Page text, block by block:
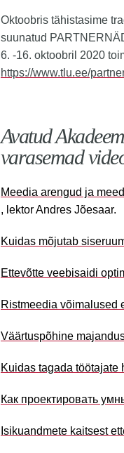
Oktoobris tähistasime
suunatud
6. -16. oktoobril 2020
https://www.tlu.ee/
Avatud
varasemad
Meedia arengud ja
, lektor Andres Jõesaar.
Kuidas mõjutab
Ettevõtte veebisaidi
Ristmeedia võimalused
Väärtuspõhine
Kuidas tagada töötajate
Как проектировать
Isikuandmete kaitsest